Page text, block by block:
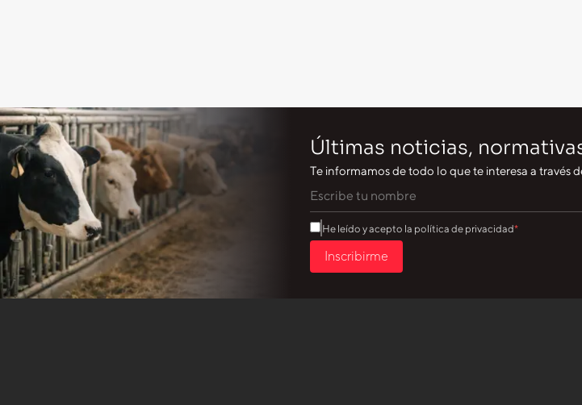
Últimas noticias,
Te informamos de todo lo que te interesa a través
He leído y acepto la política de privacidad
Inscribirme